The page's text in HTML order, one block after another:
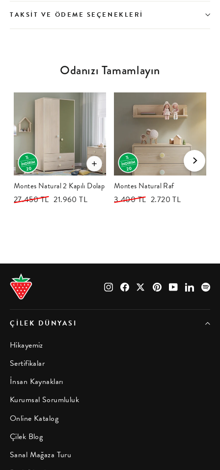
TAKSIT VE ÖDEME SEÇENEKLERI
Odanızı Tamamlayın
20
Montes Natural 2 Kapılı Dolap
Üst
27.450 TL Satış
21.960 TL
20
Montes Natural Raf
Üst
3.400 TL Satış
2.720 TL
InstagramFacebook PinterestYouTube
ÇILEK DÜNYASI
Hikayemiz
Sertifikalar
İnsan Kaynakları
Kurumsal Sorumluluk
Online Katalog
Çilek Blog
Sanal Mağaza Turu